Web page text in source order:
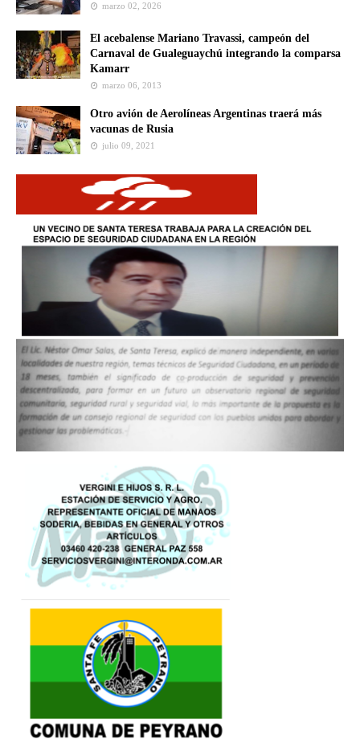
marzo 02, 2026
El acebalense Mariano Travassi, campeón del
Carnaval de Gualeguaychú integrando la comparsa
Kamarr
marzo 06, 2013
Otro avión de Aerolíneas Argentinas traerá más
vacunas de Rusia
julio 09, 2021